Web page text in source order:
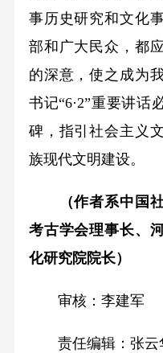
事历史研究和文化
部和广大民众，都
的深意，使之成为
书记“6·2”重要讲话
碑，指引社会主义
族现代文明建设。
（作者系中国社
考古学会理事长、
化研究院院长）
审核：李建
责任编辑：张云